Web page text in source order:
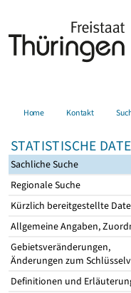
Home Kontakt
STATISTISCHE
Sachliche Suche
Regionale Suche
Kürzlich bereitgestellte
Allgemeine Angaben,
Gebietsveränderungen,
Änderungen zum
Definitionen und